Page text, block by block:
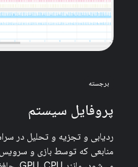
برجسته
پروفایل سیستم
ردیابی و تجزیه و تحلیل در
منابعی که توسط بازی و